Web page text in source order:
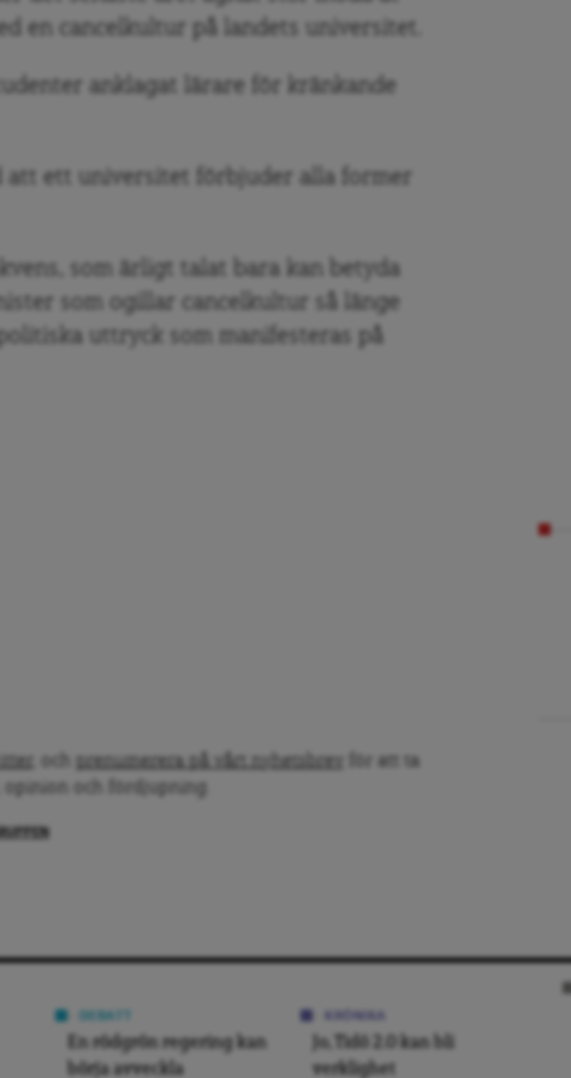
en cancelkultur på landets universitet.
anklagat lärare för kränkande
att ett universitet förbjuder alla former
som ärligt talat bara kan betyda
som ogillar cancelkultur så länge
uttryck som manifesteras på
prenumerera på vårt nyhetsbrev
för att ta
opinion och fördjupning.
En rödgrön regering kan
börja avveckla
Jo, Tidö 2.0 kan bli
verklighet